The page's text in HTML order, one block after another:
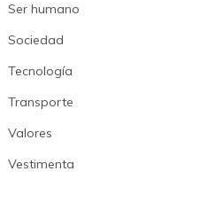
Ser humano
Sociedad
Tecnología
Transporte
Valores
Vestimenta